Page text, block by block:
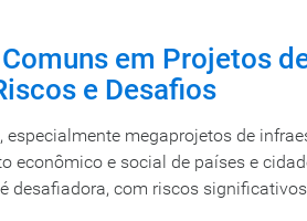
em Projetos
e Desafios
especialmente megaprojetos de
econômico e social de países e
desafiadora, com riscos